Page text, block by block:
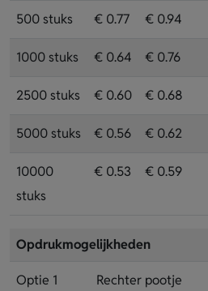
500 stuks € 0.77 € 0.94
1000 stuks € 0.64 € 0.76
2500 stuks € 0.60 € 0.68
5000 stuks € 0.56 € 0.62
10000
stuks
€ 0.53 € 0.59
Opdrukmogelijkheden
Optie 1 Rechter pootje